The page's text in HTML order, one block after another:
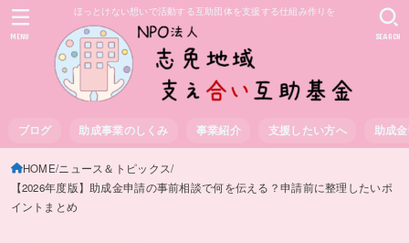
ほっとけない想いで活動する互助団体を支援する仕組み作りを
ブログ 助成事業のしくみ 事業紹介 支援したい方へ 助成
SEARCH
MENU
HOME ニュース＆トピックス
【2026年度版】助成金申請の事前相談で何を伝える？申請前に整理したいポ
イントまとめ